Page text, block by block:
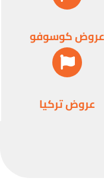
عروض كوسوفو
عروض تركيا